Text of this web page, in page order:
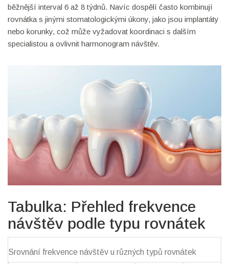
běžnější interval 6 až 8 týdnů. Navíc dospělí často kombinují
rovnátka s jinými stomatologickými úkony, jako jsou implantáty
nebo korunky, což může vyžadovat koordinaci s dalším
specialistou a ovlivnit harmonogram návštěv.
Tabulka: Přehled frekvence
návštěv podle typu rovnátek
Srovnání frekvence návštěv u různých typů rovnátek